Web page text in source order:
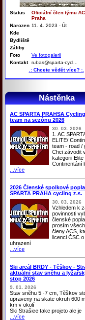
Status
Oficiální člen týmu
Praha
Narozen 11. 4. 2023 - Út
Kde
Bydliště
Záliby
Foto
Ve fotogalerii
Kontakt rubas@sparta-cycl...
.: Chcete vědět více? :.
Nástěnka
AC SPARTA PRAHSA Cycling
team na sezónu 2026
30. 03. 2026
1. AC
ELITE/
team - road /
Chci závodit
kategorii Elite
Continentání
...více
2026 Členské spolkové
SPARTA PRAHA cycling z.s.
30. 03. 2026
Vzhledem k
povinnosti
členské
prosím
členy ACS,
licenci ČSC o
uhrazení
...více
Ski areál BRDY - Těškov -
aktuální stav sněhu a
stop 2026
9. 01. 2026
Stav sněhu 5 -7 cm, Těškov
upraveny na skate okruh 600
km v okolí
Ski Strašice take projeto ale je
...více